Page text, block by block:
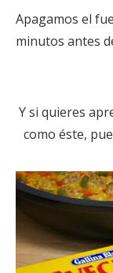
Apagamos el
minutos antes
Y si quieres
como éste,